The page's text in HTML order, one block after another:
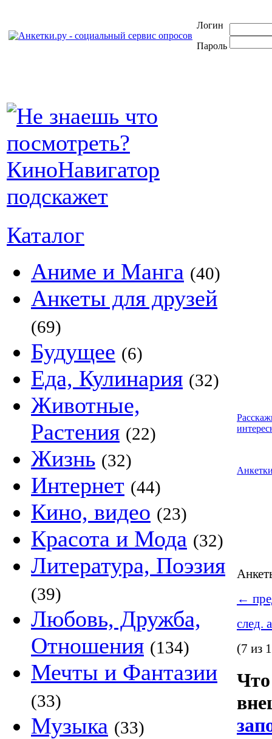
Логин
Пароль
Каталог
Аниме и Манга (40)
Анкеты для друзей
(69)
Будущее (6)
Еда, Кулинария (32)
Животные,
Растения (22)
Жизнь (32)
Интернет (44)
Кино, видео (23)
Красота и Мода (32)
Литература, Поэзия
(39)
Любовь, Дружба,
Отношения (134)
Мечты и Фантазии
(33)
Музыка (33)
←
след.
(7 из
Что